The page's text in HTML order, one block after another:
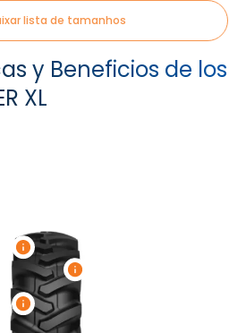
lista de tamanhos
y Beneficios de los
XL